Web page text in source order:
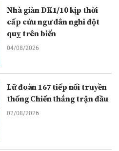
Nhà giàn DK1/10 kịp thời
cấp cứu ngư dân nghi đột
quỵ trên biển
04/08/2026
Lữ đoàn 167 tiếp nối truyền
thống Chiến thắng trận đầu
02/08/2026